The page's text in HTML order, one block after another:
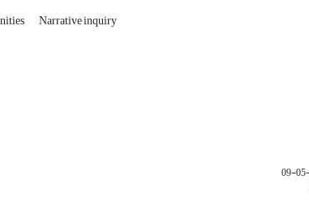
Narrative inquiry